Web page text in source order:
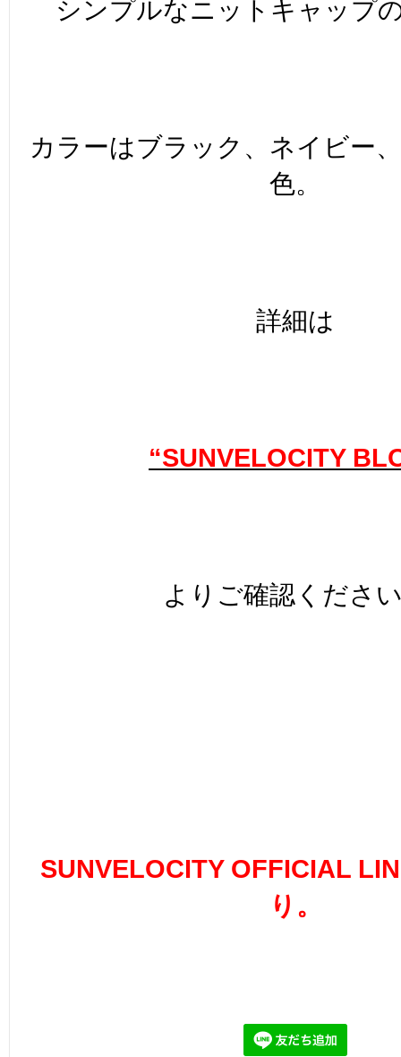
シンプルなニットキャップ
カラーはブラック、ネイビー
色。
詳細は
“SUNVELOCITY
よりご確認くださ
SUNVELOCITY OFFICIAL
り。